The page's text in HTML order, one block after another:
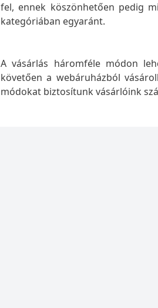
fel, ennek köszönhetően pedig
kategóriában egyaránt.
A vásárlás háromféle módon
követően a webáruházból
módokat biztosítunk vásárlóink